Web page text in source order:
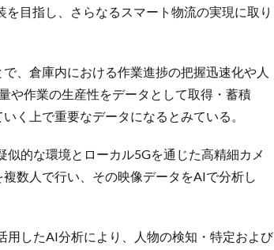
目指し、さらなるスマート物流の実現に取り
、倉庫内における作業進捗の把握迅速化や人
や作業の生産性をデータとして取得・蓄積
く上で重要なデータになるとみている。
的な環境とローカル5Gを通じた高精細カメ
数人で行い、その映像データをAIで分析し
したAI分析により、人物の検知・特定および